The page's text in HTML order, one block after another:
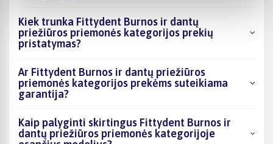
Kiek trunka Fittydent Burnos ir dantų
priežiūros priemonės kategorijos prekių
pristatymas?
Ar Fittydent Burnos ir dantų priežiūros
priemonės kategorijos prekėms suteikiama
garantija?
Kaip palyginti skirtingus Fittydent Burnos ir
dantų priežiūros priemonės kategorijoje